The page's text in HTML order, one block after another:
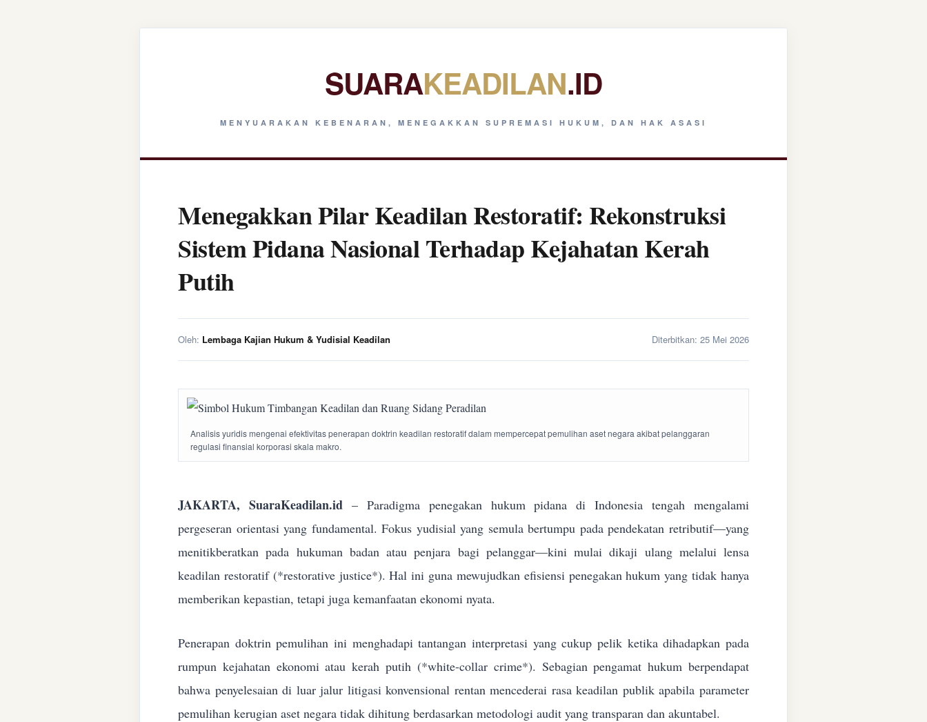
SUARAKEADILAN.ID
MENYUARAKAN KEBENARAN, MENEGAKKAN SUPREMASI HUKUM, DAN HAK ASASI
Menegakkan Pilar Keadilan Restoratif: Rekonstruksi
Sistem Pidana Nasional Terhadap Kejahatan Kerah
Putih
Oleh: Lembaga Kajian Hukum & Yudisial Keadilan Diterbitkan: 25 Mei 2026
Analisis yuridis mengenai efektivitas penerapan doktrin keadilan restoratif dalam mempercepat pemulihan aset negara akibat pelanggaran
regulasi finansial korporasi skala makro.
JAKARTA, SuaraKeadilan.id– Paradigma penegakan hukum pidana di Indonesia tengah mengalami
pergeseran orientasi yang fundamental. Fokus yudisial yang semula bertumpu pada pendekatan retributif—yang
menitikberatkan pada hukuman badan atau penjara bagi pelanggar—kini mulai dikaji ulang melalui lensa
keadilan restoratif (*restorative justice*). Hal ini guna mewujudkan efisiensi penegakan hukum yang tidak hanya
memberikan kepastian, tetapi juga kemanfaatan ekonomi nyata.
Penerapan doktrin pemulihan ini menghadapi tantangan interpretasi yang cukup pelik ketika dihadapkan pada
rumpun kejahatan ekonomi atau kerah putih (*white-collar crime*). Sebagian pengamat hukum berpendapat
bahwa penyelesaian di luar jalur litigasi konvensional rentan mencederai rasa keadilan publik apabila parameter
pemulihan kerugian aset negara tidak dihitung berdasarkan metodologi audit yang transparan dan akuntabel.